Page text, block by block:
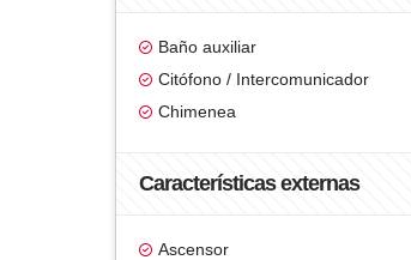
Baño auxiliar
Citófono / Intercomunicador
Chimenea
Características externas
Ascensor